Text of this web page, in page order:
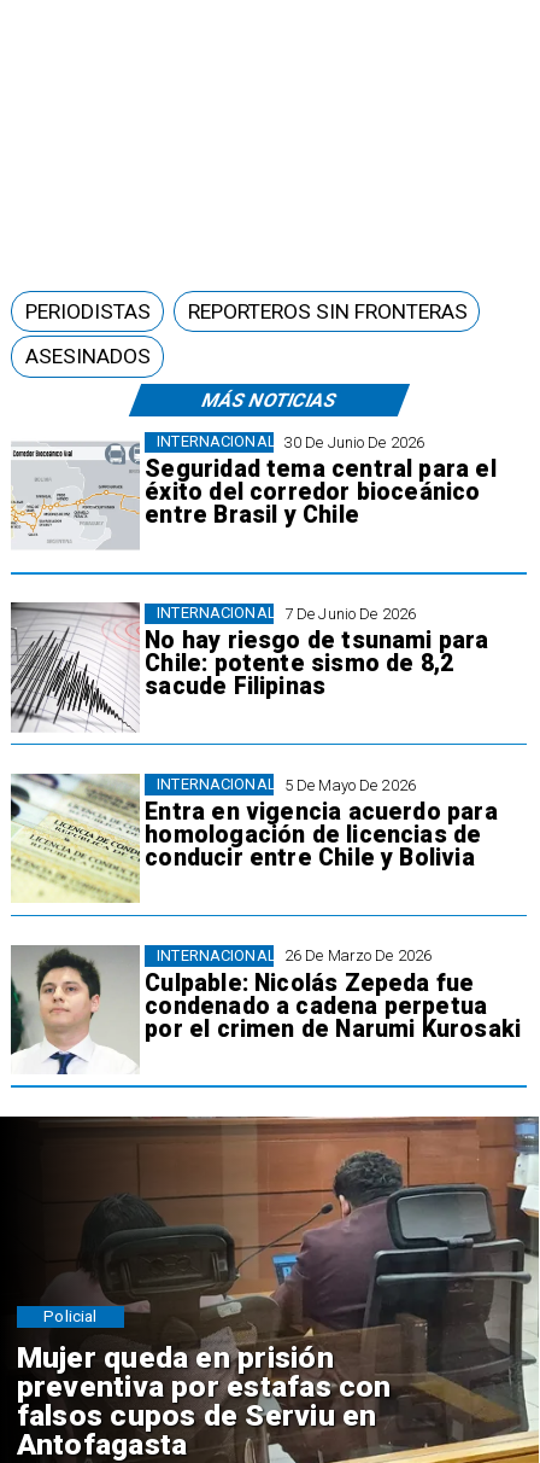
MÁS NOTICIAS
30 De Junio De 2026
Seguridad tema central para el
éxito del corredor bioceánico
entre Brasil y Chile
INTERNACIONAL
7 De Junio De 2026
No hay riesgo de tsunami para
Chile: potente sismo de 8,2
sacude Filipinas
INTERNACIONAL
5 De Mayo De 2026
Entra en vigencia acuerdo para
homologación de licencias de
conducir entre Chile y Bolivia
INTERNACIONAL
26 De Marzo De 2026
Culpable: Nicolás Zepeda fue
condenado a cadena perpetua
por el crimen de Narumi Kurosaki
INTERNACIONAL
PERIODISTAS
REPORTEROS SIN FRONTERAS
ASESINADOS
Mujer queda en prisión
preventiva por estafas con
falsos cupos de Serviu en
Antofagasta
Policial